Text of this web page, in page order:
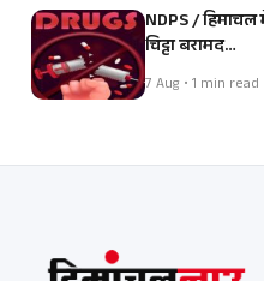
NDPS / हिमाचल
चिट्टा बरामद…
7 Aug • 1 min read